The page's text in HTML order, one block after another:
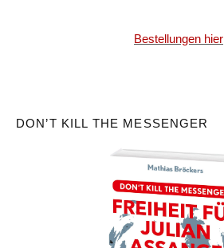
Bestellungen hier
DON’T KILL THE MESSENGER